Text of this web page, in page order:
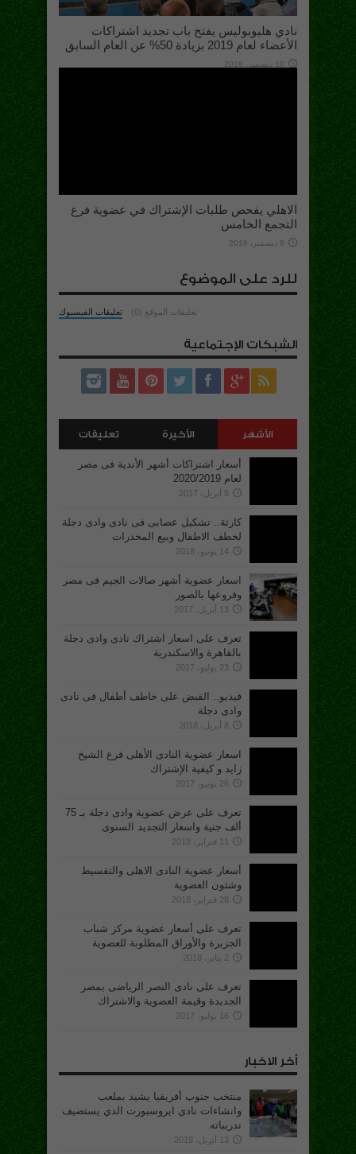
نادي هليوبوليس يفتح باب تجديد اشتراكات
الأعضاء لعام 2019 بزيادة 50% عن العام السابق
10 ديسمبر، 2018
الاهلي يفحص طلبات الإشتراك في عضوية فرع
التجمع الخامس
9 ديسمبر، 2018
للرد على الموضوع
تعليقات الفيسبوك تعليقات الموقع (0)
الشبكات الإجتماعية
الأشهر الأخيرة تعليقات
أسعار اشتراكات أشهر الأندية فى مصر
لعام 2020/2019
5 أبريل، 2017
كارثة.. تشكيل عصابى فى نادى وادى دجلة
لخطف الاطفال وبيع المخدرات
14 يونيو، 2018
اسعار عضوية أشهر صالات الجيم فى مصر
وفروعها بالصور
13 أبريل، 2017
تعرف على اسعار اشتراك نادى وادى دجلة
بالقاهرة والاسكندرية
23 يوليو، 2017
فيديو.. القبض على خاطف أطفال فى نادى
وادى دجلة
8 أبريل، 2018
اسعار عضوية النادى الأهلى فرع الشيخ
زايد و كيفية الإشتراك
26 يونيو، 2017
تعرف على عرض عضوية وادى دجلة بـ 75
ألف جنية واسعار التجديد السنوى
11 فبراير، 2018
أسعار عضوية النادى الاهلى والتقسيط
وشئون العضوية
28 فبراير، 2018
تعرف على أسعار عضوية مركز شباب
الجزيرة والأوراق المطلوبة للعضوية
2 يناير، 2018
تعرف على نادى النصر الرياضى بمصر
الجديدة وقيمة العضوية والاشتراك
16 يوليو، 2017
أخر الاخبار
منتخب جنوب أفريقيا يشيد بملعب
وانشاءات نادي ايروسبورت الذي يستضيف
تدريباته
13 أبريل، 2019